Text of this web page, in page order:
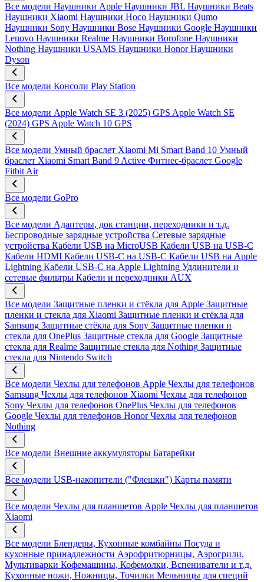
Все модели Наушники Apple Наушники JBL Наушники Beats
Наушники Xiaomi Наушники Hoco Наушники Qumo
Наушники Sony Наушники Bose Наушники Google Наушники
Lenovo Наушники Realme Наушники Borofone Наушники
Nothing Наушники USAMS Наушники Honor Наушники
Dyson
Все модели Консоли Play Station
Все модели Apple Watch SE 3 (2025) GPS Apple Watch SE
(2024) GPS Apple Watch 10 GPS
Все модели Умный браслет Xiaomi Mi Smart Band 10 Умный
браслет Xiaomi Smart Band 9 Active Фитнес-браслет Google
Fitbit Air
Все модели GoPro
Все модели Адаптеры, док станции, переходники и т.д.
Беспроводные зарядные устройства Сетевые зарядные
устройства Кабели USB на MicroUSB Кабели USB на USB-C
Кабели HDMI Кабели USB-C на USB-C Кабели USB на Apple
Lightning Кабели USB-C на Apple Lightning Удлинители и
сетевые фильтры Кабели и переходники AUX
Все модели Защитные пленки и стёкла для Apple Защитные
пленки и стекла для Xiaomi Защитные пленки и стёкла для
Samsung Защитные стёкла для Sony Защитные пленки и
стекла для OnePlus Защитные стекла для Google Защитные
стекла для Realme Защитные стекла для Nothing Защитные
стекла для Nintendo Switch
Все модели Чехлы для телефонов Apple Чехлы для телефонов
Samsung Чехлы для телефонов Xiaomi Чехлы для телефонов
Sony Чехлы для телефонов OnePlus Чехлы для телефонов
Google Чехлы для телефонов Honor Чехлы для телефонов
Nothing
Все модели Внешние аккумуляторы Батарейки
Все модели USB-накопители ("Флешки") Карты памяти
Все модели Чехлы для планшетов Apple Чехлы для планшетов
Xiaomi
Все модели Блендеры, Кухонные комбайны Посуда и
кухонные принадлежности Аэрофритюрницы, Аэрогрили,
Мультиварки Кофемашины, Кофемолки, Вспениватели и т.д.
Кухонные ножи, Ножницы, Точилки Мельницы для специй